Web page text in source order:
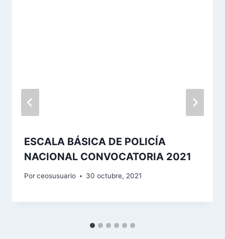
ESCALA BÁSICA DE POLICÍA
NACIONAL CONVOCATORIA 2021
Porceosusuario 30 octubre, 2021